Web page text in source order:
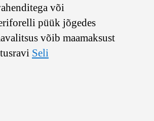
või
püük jõgedes
võib maamaksust
Seli